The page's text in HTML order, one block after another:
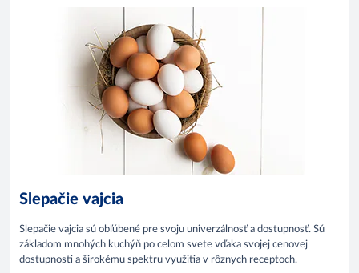
Slepačie vajcia
Slepačie vajcia sú obľúbené pre svoju univerzálnosť a dostupnosť. Sú
základom mnohých kuchýň po celom svete vďaka svojej cenovej
dostupnosti a širokému spektru využitia v rôznych receptoch.